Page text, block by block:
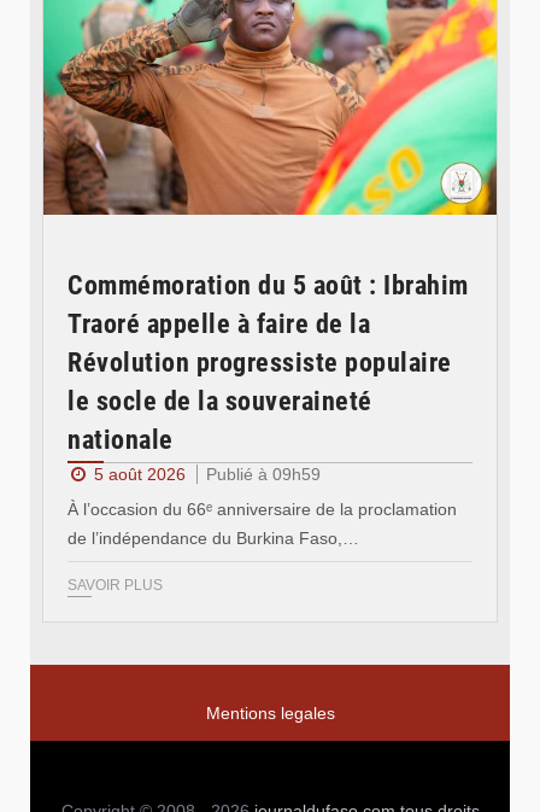
Commémoration du 5 août : Ibrahim
Traoré appelle à faire de la
Révolution progressiste populaire
le socle de la souveraineté
nationale
5 août 2026
Publié à 09h59
À l’occasion du 66ᵉ anniversaire de la proclamation
de l’indépendance du Burkina Faso,…
SAVOIR PLUS
Mentions legales